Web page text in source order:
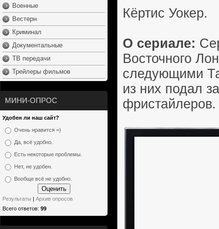
Военные
Вестерн
Криминал
Документальные
ТВ передачи
Трейлеры фильмов
МИНИ-ОПРОС
Удобен ли наш сайт?
Очень нравится =)
Да, всё удобно.
Есть некоторые проблемы.
Нет, не удобен.
Вообще всё не удобно.
Результаты
Архив опросов
Всего ответов: 99
Кёртис Уокер.
О сериале:
Восточного
следующими
из них подал
фристайлеров.